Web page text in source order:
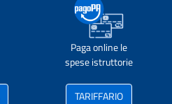
Paga online le
spese istruttorie
TARIFFARIO